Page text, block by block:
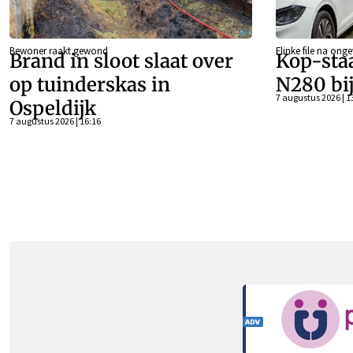
Bewoner raakt gewond
Brand in sloot slaat over
op tuinderskas in
Ospeldijk
7 augustus 2026 | 16:16
Flinke file na
Kop-
N280
7 augustus 2026 |